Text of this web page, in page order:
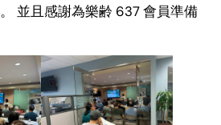
並且感謝為樂齢 637 會員準備